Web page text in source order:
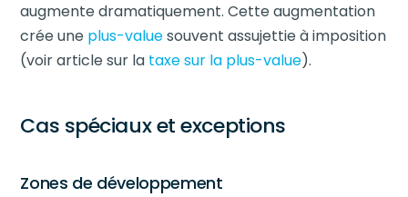
augmente dramatiquement. Cette augmentation
crée une plus-valuesouvent assujettie à imposition
(voir article sur la taxe sur la plus-value).
Cas spéciaux et exceptions
Zones de développement